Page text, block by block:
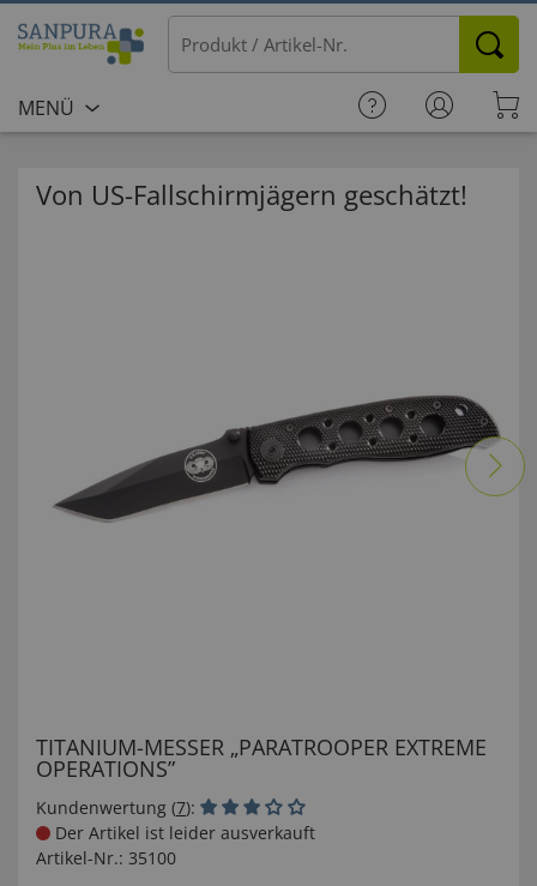
MENÜ
Von US-Fallschirmjägern geschätzt!
TITANIUM-MESSER „PARATROOPER EXTREME
OPERATIONS”
Kundenwertung (7):
Der Artikel ist leider ausverkauft
Artikel-Nr.: 35100